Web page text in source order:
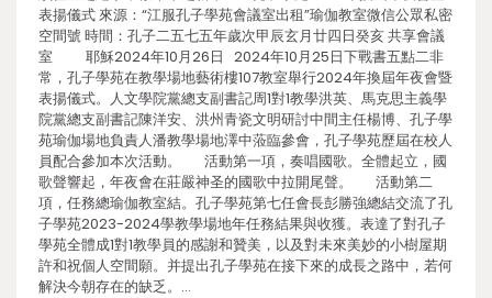
表揚儀式 來源：“江服孔子學苑會議室出租”瑜伽教室微信公眾私密
空間號 時間：孔子二五七五年歲次甲辰玄月廿四日癸亥 共享會議
室 耶穌2024年10月26日 2024年10月25日下戰書五點二非
常，孔子學苑在教學場地藝術樓107教室舉行2024年換屆年夜會暨
表揚儀式。人文學院黨總支副書記周1對1教學洪英、馬克思主義學
院黨總支副書記陳洋安、洪州青瓷文明研討中間主任楊博、孔子學
苑瑜伽場地負責人潘教學場地澤中蒞臨參會，孔子學苑歷屆在校人
員配合參加本次活動。 活動第一項，奏唱國歌。全體起立，國
歌聲響起，年夜會在莊嚴神圣的國歌中拉開尾聲。 活動第二
項，任務總瑜伽教室結。孔子學苑第七任會長彭勝強總結交流了孔
子學苑2023-2024學教學場地年任務結果與收獲。表達了對孔子
學苑全體成1對1教學員的感謝和贊美，以及對未來美妙的小樹屋期
許和祝個人空間願。并提出孔子學苑在接下來的成長之路中，若何
解決今朝存在的缺乏。…